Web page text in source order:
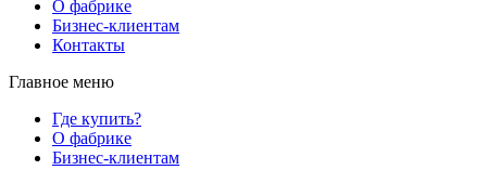
О фабрике
Бизнес-клиентам
Контакты
Главное меню
Где купить?
О фабрике
Бизнес-клиентам